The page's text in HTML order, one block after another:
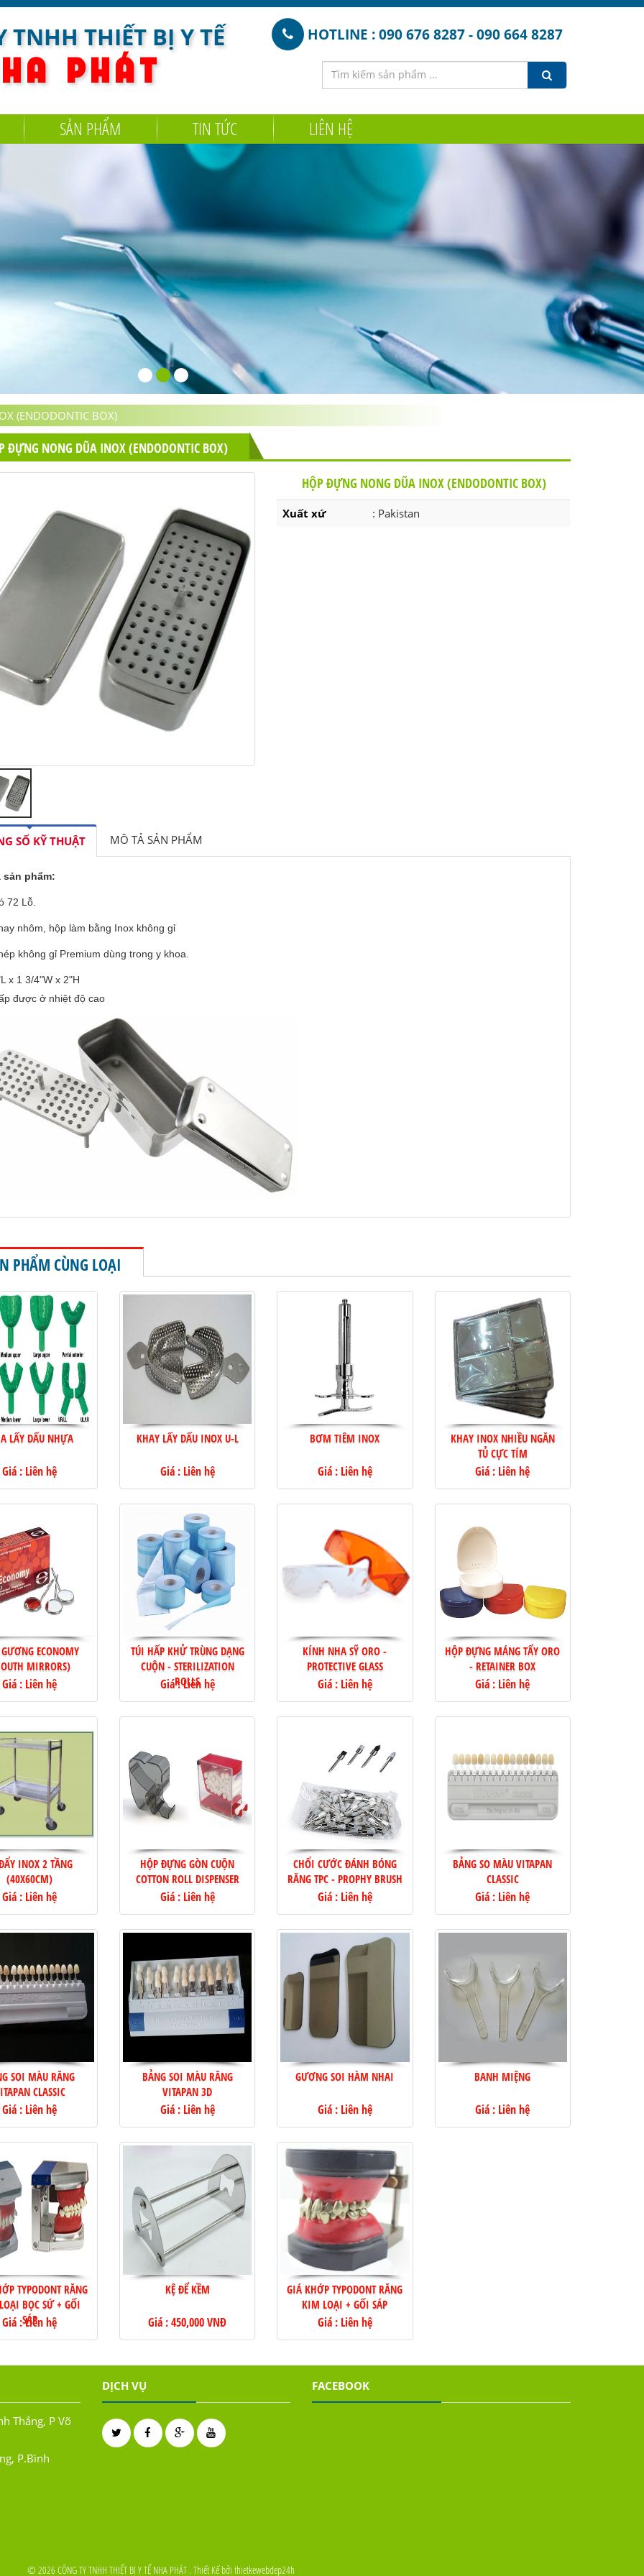
TNHH THIẾT BỊ Y TẾ
A P H Á T
HOTLINE : 090 676 8287 - 090 664 8287
SẢN PHẨM TIN TỨC LIÊN HỆ
(ENDODONTIC BOX)
ĐỰNG NONG DŨA INOX (ENDODONTIC BOX)
HỘP ĐỰNG NONG DŨA INOX (ENDODONTIC BOX)
Xuất xứ : Pakistan
SỐ KỸ THUẬT MÔ TẢ SẢN PHẨM
sản phẩm:
72 Lỗ.
nhôm, hộp làm bằng Inox không gỉ
không gỉ Premium dùng trong y khoa.
x 1 3/4"W x 2"H
được ở nhiệt độ cao
PHẨM CÙNG LOẠI
LẤY DẤU NHỰA
Giá : Liên hệ
KHAY LẤY DẤU INOX U-L
Giá : Liên hệ
BƠM TIÊM INOX
Giá : Liên hệ
KHAY INOX NHIỀU NGĂN
TỦ CỰC TÍM
Giá : Liên hệ
ECONOMY
MIRRORS)
Giá : Liên hệ
TÚI HẤP KHỬ TRÙNG DẠNG
CUỘN - STERILIZATION
ROLLS
Giá : Liên hệ
KÍNH NHA SỸ ORO -
PROTECTIVE GLASS
Giá : Liên hệ
HỘP ĐỰNG MÁNG TẨY ORO
- RETAINER BOX
Giá : Liên hệ
INOX 2 TẦNG
(40X60CM)
Giá : Liên hệ
HỘP ĐỰNG GÒN CUỘN
COTTON ROLL DISPENSER
Giá : Liên hệ
CHỔI CƯỚC ĐÁNH BÓNG
RĂNG TPC - PROPHY BRUSH
Giá : Liên hệ
BẢNG SO MÀU VITAPAN
CLASSIC
Giá : Liên hệ
SOI MÀU RĂNG
CLASSIC
Giá : Liên hệ
BẢNG SOI MÀU RĂNG
VITAPAN 3D
Giá : Liên hệ
GƯƠNG SOI HÀM NHAI
Giá : Liên hệ
BANH MIỆNG
Giá : Liên hệ
TYPODONT RĂNG
BỌC SỨ + GỐI
SÁP
Giá : Liên hệ
KỆ ĐỂ KỀM
Giá : 450,000 VNĐ
GIÁ KHỚP TYPODONT RĂNG
KIM LOẠI + GỐI SÁP
Giá : Liên hệ
Thắng, P Võ
P.Bình
DỊCH VỤ FACEBOOK
© 2026 CÔNG TY TNHH THIẾT BỊ Y TẾ NHA PHÁT . Thiết Kế bởi thietkewebdep24h